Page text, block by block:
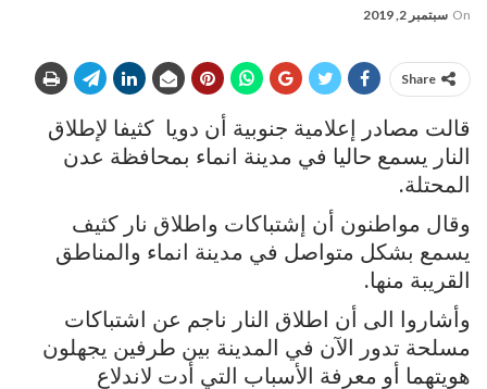
On سبتمبر 2, 2019
Share
قالت مصادر إعلامية جنوبية أن دويا كثيفا لإطلاق
النار يسمع حاليا في مدينة انماء بمحافظة عدن
المحتلة.
وقال مواطنون أن إشتباكات واطلاق نار كثيف
يسمع بشكل متواصل في مدينة انماء والمناطق
القريبة منها.
وأشاروا الى أن اطلاق النار ناجم عن اشتباكات
مسلحة تدور الآن في المدينة بين طرفين يجهلون
هويتهما أو معرفة الأسباب التي أدت لاندلاع